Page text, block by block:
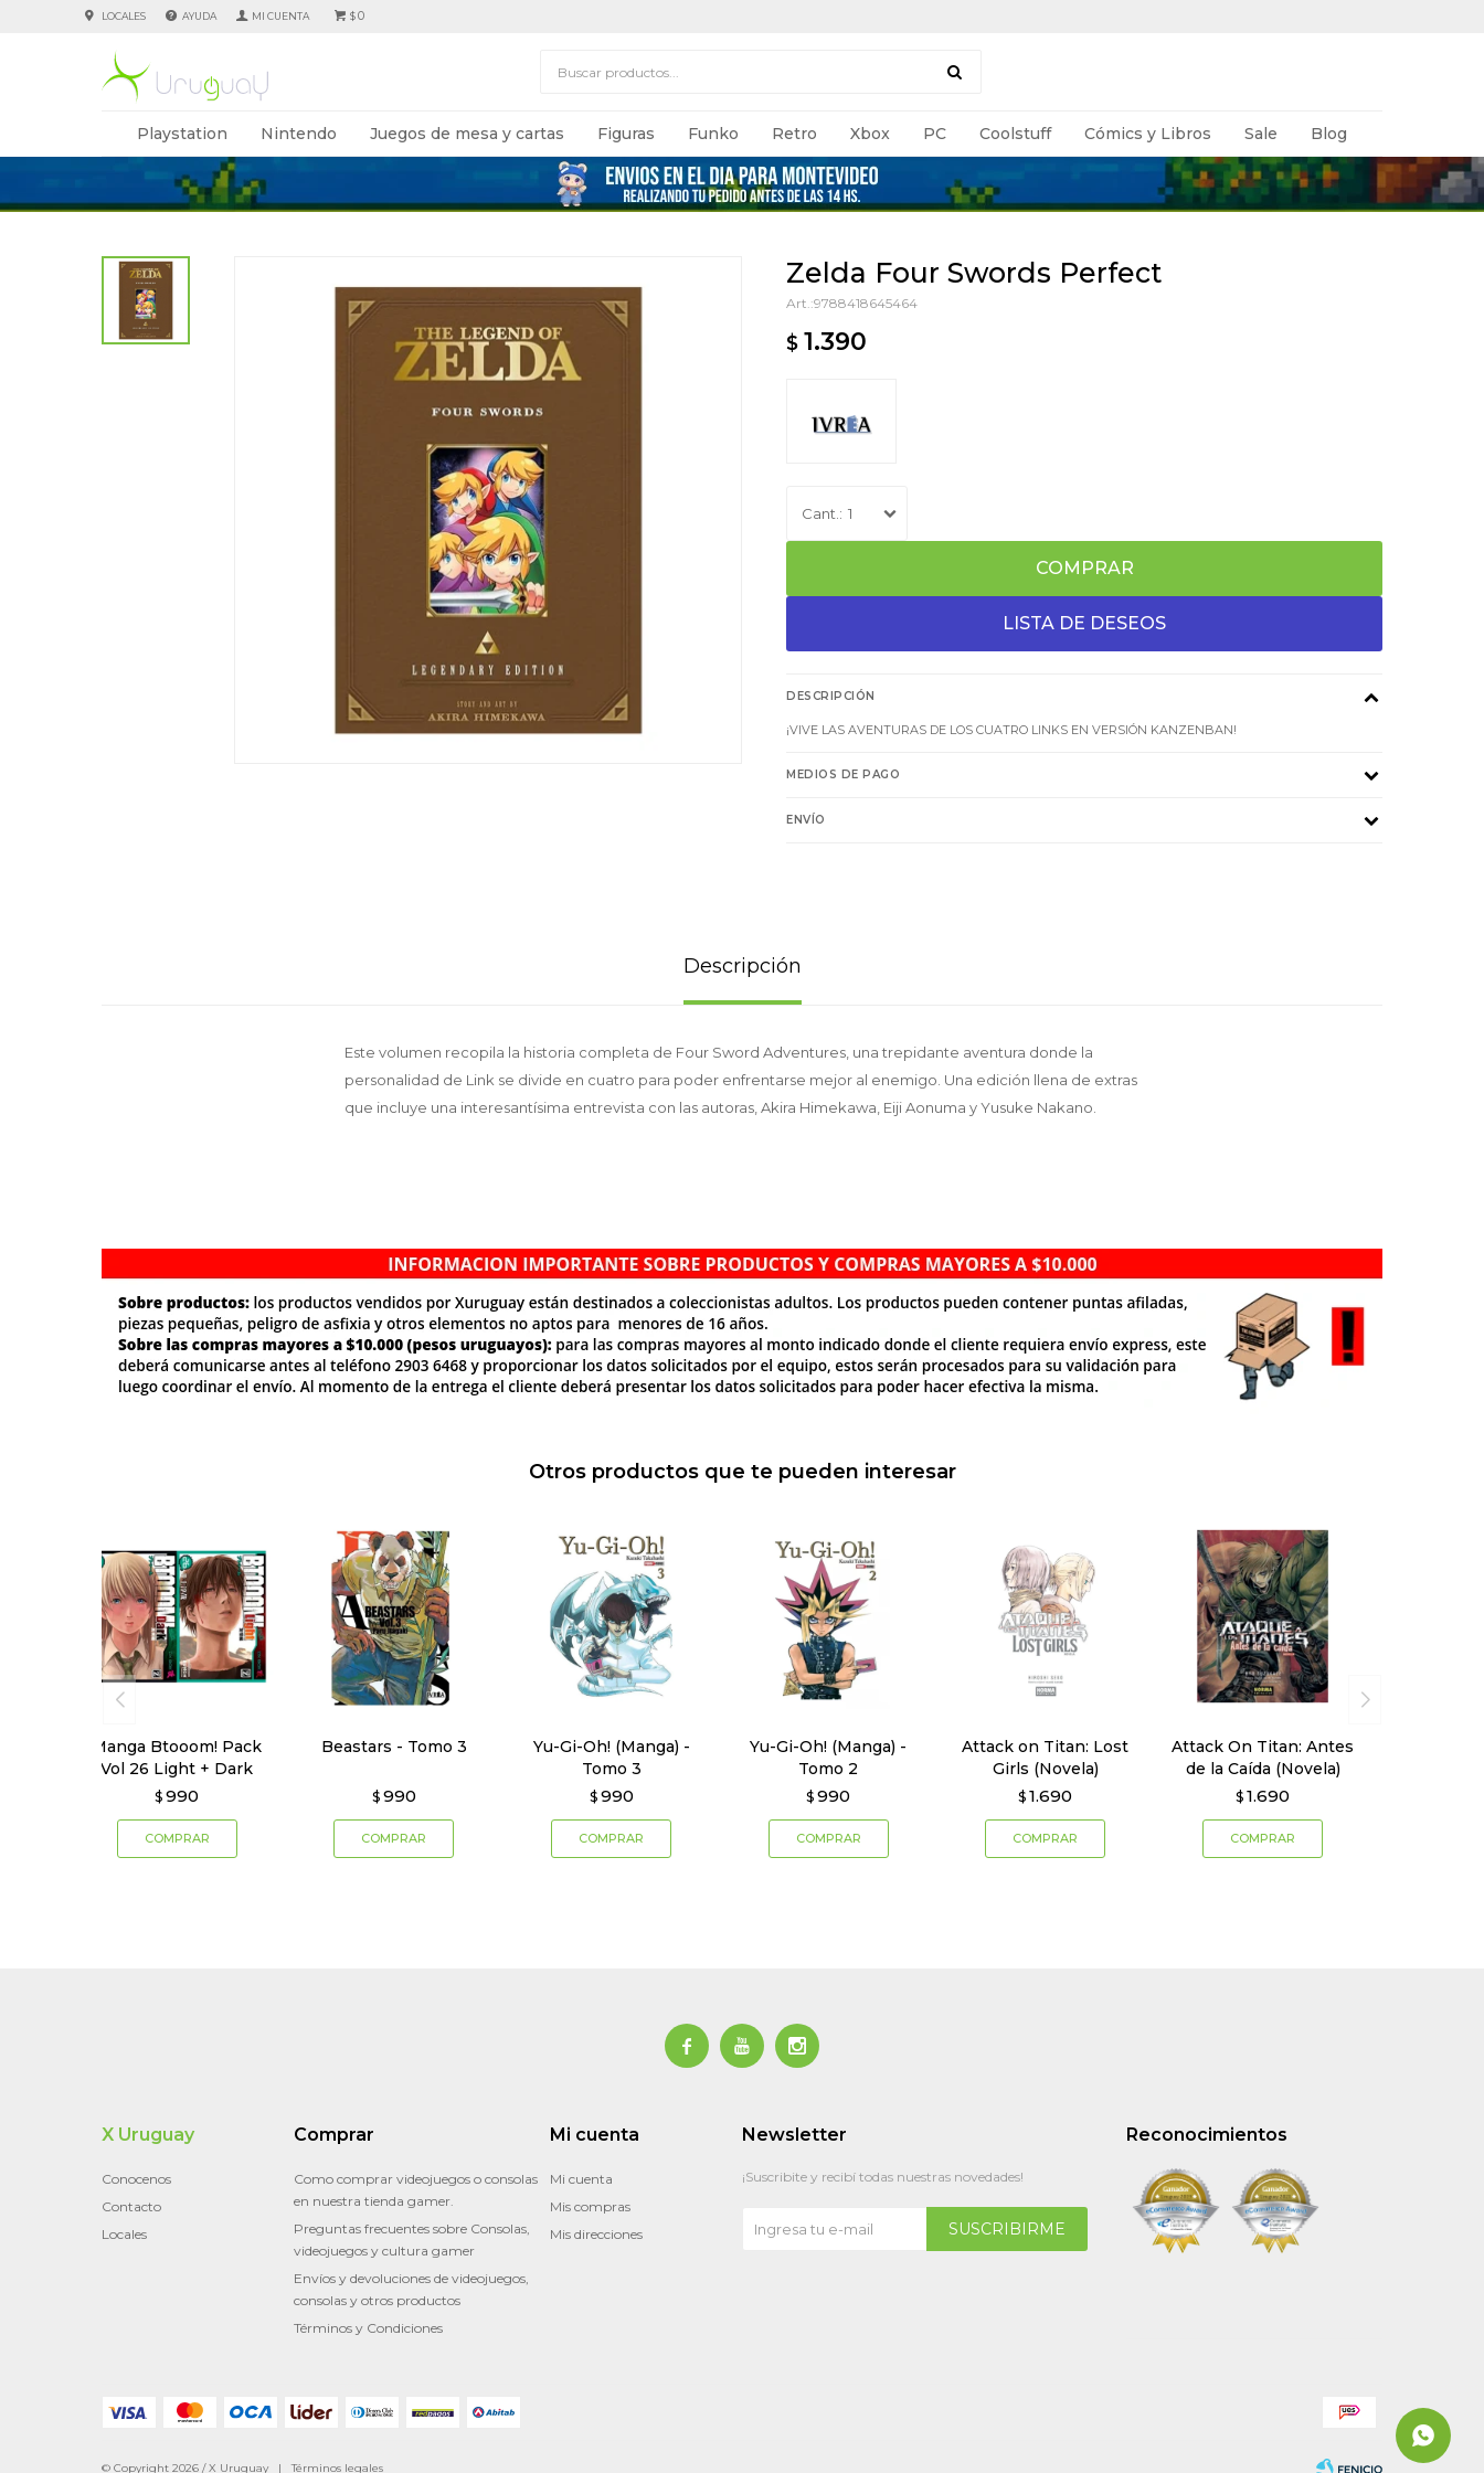
Playstation Nintendo Juegos de mesa y cartas Figuras Funko Retro Xbox PC Coolstuff Cómics y Libros Sale Blog
$0
LOCALES AYUDA
Zelda Four Swords Perfect
9788418645464
$ 1.390
1
COMPRAR
DESCRIPCIÓN
¡VIVE LAS AVENTURAS DE LOS CUATRO LINKS EN VERSIÓN KANZENBAN!
MEDIOS DE PAGO
ENVÍO
Descripción
Este volumen recopila la historia completa de Four Sword Adventures, una trepidante aventura donde la
personalidad de Link se divide en cuatro para poder enfrentarse mejor al enemigo. Una edición llena de extras
que incluye una interesantísima entrevista con las autoras, Akira Himekawa, Eiji Aonuma y Yusuke Nakano.
Otros productos que te pueden interesar
Manga Btooom! Pack
Vol 26 Light + Dark
$ 990
Beastars - Tomo 3
$ 990
Yu-Gi-Oh! (Manga) -
Tomo 3
$ 990
Yu-Gi-Oh! (Manga) -
Tomo 2
$ 990
Attack on Titan: Lost
Girls (Novela)
$ 1.690
Attack On Titan: Antes
de la Caída (Novela)
$ 1.690
  
Reconocimientos
X Uruguay
Conocenos
Contacto
Locales
Comprar
Como comprar videojuegos o consolas
en nuestra tienda gamer.
Preguntas frecuentes sobre Consolas,
videojuegos y cultura gamer
Envíos y devoluciones de videojuegos,
consolas y otros productos
Términos y Condiciones
Mi cuenta
Mi cuenta
Mis compras
Mis direcciones
Newsletter
¡Suscribite y recibí todas nuestras novedades!
SUSCRIBIRME
© Copyright 2026 / X Uruguay |Términos legales